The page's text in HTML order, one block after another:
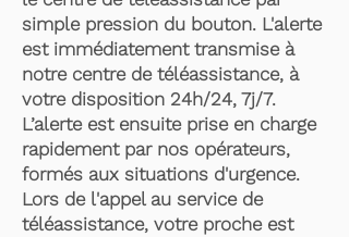
simple pression du bouton. L'alerte
est immédiatement transmise à
notre centre de téléassistance, à
votre disposition 24h/24, 7j/7.
L’alerte est ensuite prise en charge
rapidement par nos opérateurs,
formés aux situations d'urgence.
Lors de l'appel au service de
téléassistance, votre proche est